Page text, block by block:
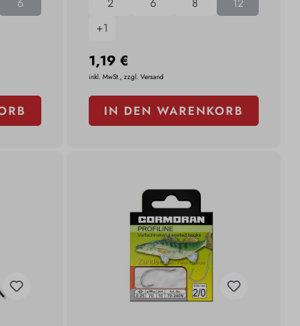
+1
1,19 €
inkl. MwSt., zzgl. Versand
IN DEN WARENKORB